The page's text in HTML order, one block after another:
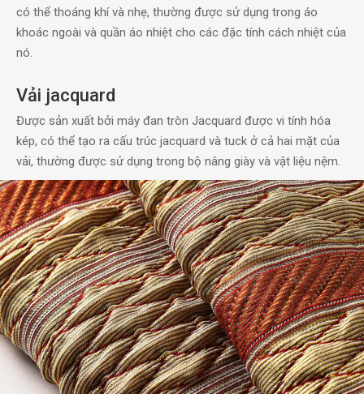
có thể thoáng khí và nhẹ, thường được sử dụng trong áo
khoác ngoài và quần áo nhiệt cho các đặc tính cách nhiệt của
nó.
Vải jacquard
Được sản xuất bởi máy đan tròn Jacquard được vi tính hóa
kép, có thể tạo ra cấu trúc jacquard và tuck ở cả hai mặt của
vải, thường được sử dụng trong bộ nâng giày và vật liệu nệm.